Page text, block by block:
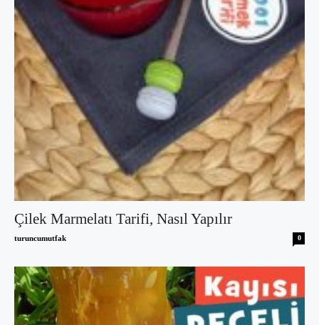
Çilek Marmelatı Tarifi, Nasıl Yapılır
turuncumutfak 0